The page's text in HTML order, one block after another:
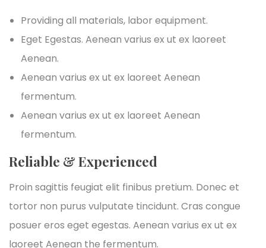
Providing all materials, labor equipment.
Eget Egestas. Aenean varius ex ut ex laoreet
Aenean.
Aenean varius ex ut ex laoreet Aenean
fermentum.
Aenean varius ex ut ex laoreet Aenean
fermentum.
Reliable & Experienced
Proin sagittis feugiat elit finibus pretium. Donec et
tortor non purus vulputate tincidunt. Cras congue
posuer eros eget egestas. Aenean varius ex ut ex
laoreet Aenean the fermentum.